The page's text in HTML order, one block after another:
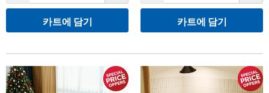
카트에 담기 카트에 담기